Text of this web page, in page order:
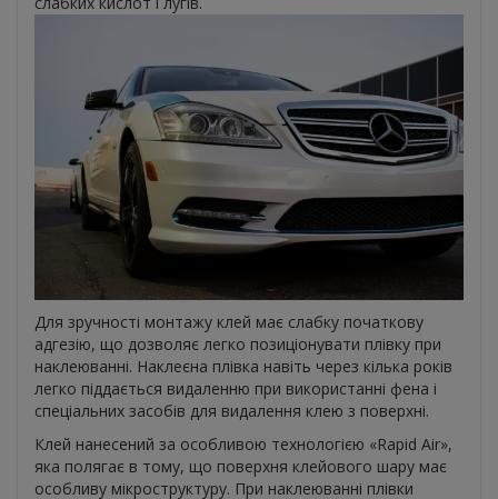
Для зручності монтажу клей має слабку початкову
адгезію, що дозволяє легко позиціонувати плівку при
наклеюванні. Наклеєна плівка навіть через кілька років
легко піддається видаленню при використанні фена і
спеціальних засобів для видалення клею з поверхні.
Клей нанесений за особливою технологією «Rapid Air»,
яка полягає в тому, що поверхня клейового шару має
особливу мікроструктуру. При наклеюванні плівки